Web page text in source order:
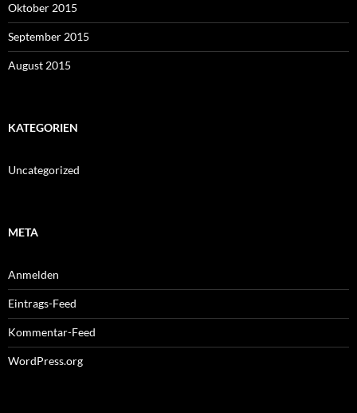
Oktober 2015
September 2015
August 2015
KATEGORIEN
Uncategorized
META
Anmelden
Eintrags-Feed
Kommentar-Feed
WordPress.org